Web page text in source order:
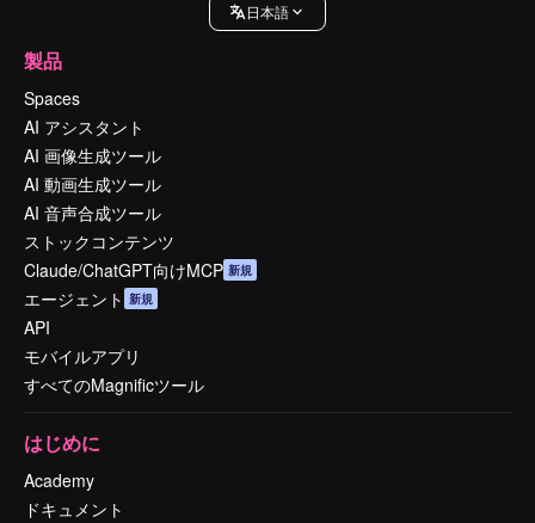
日本語
製品
Spaces
AI アシスタント
AI 画像生成ツール
AI 動画生成ツール
AI 音声合成ツール
ストックコンテンツ
Claude/ChatGPT向けMCP 新規
エージェント 新規
API
モバイルアプリ
すべてのMagnificツール
はじめに
Academy
ドキュメント